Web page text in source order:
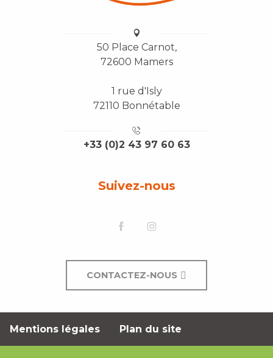
50 Place Carnot,
72600 Mamers
1 rue d'Isly
72110 Bonnétable
+33 (0)2 43 97 60 63
Suivez-nous
CONTACTEZ-NOUS
Mentions légales Plan du site